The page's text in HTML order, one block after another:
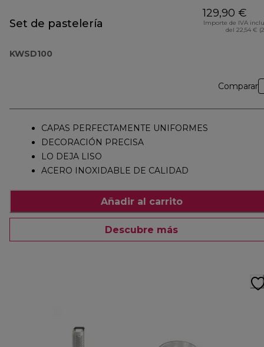
Set de pastelería
KWSD100
129,90 €
Importe de IVA
del 22,54 €
Comparar
CAPAS PERFECTAMENTE UNIFORMES
DECORACIÓN PRECISA
LO DEJA LISO
ACERO INOXIDABLE DE CALIDAD
Añadir al carrito
Descubre más